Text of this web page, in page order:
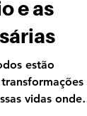
grau
e as